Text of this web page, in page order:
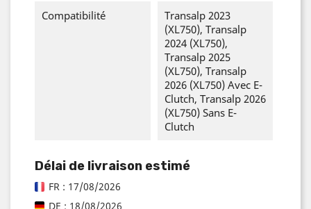
Compatibilité
Transalp 2023
(XL750), Transalp
2024 (XL750),
Transalp 2025
(XL750), Transalp
2026 (XL750) Avec E-
Clutch, Transalp 2026
(XL750) Sans E-
Clutch
Délai de livraison estimé
FR : 17/08/2026
DE : 18/08/2026